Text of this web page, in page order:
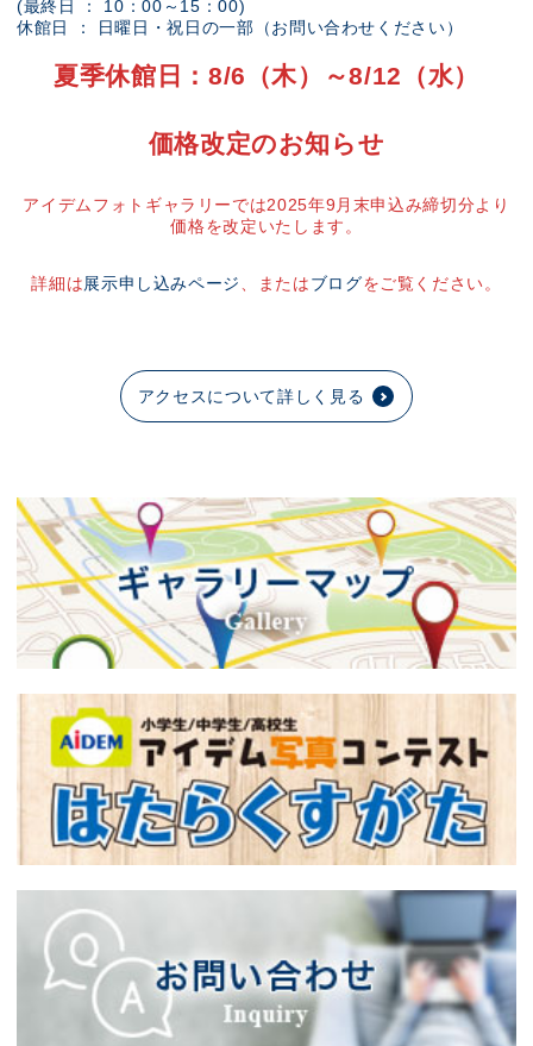
(最終日 ： 10：00～15：00)
休館日 ： 日曜日・祝日の一部（お問い合わせください）
夏季休館日：8/6（木）～8/12（水）
価格改定のお知らせ
アイデムフォトギャラリーでは2025年9月末申込み締切分より
価格を改定いたします。
詳細は展示申し込みページ 、またはブログをご覧ください。
アクセスについて詳しく見る